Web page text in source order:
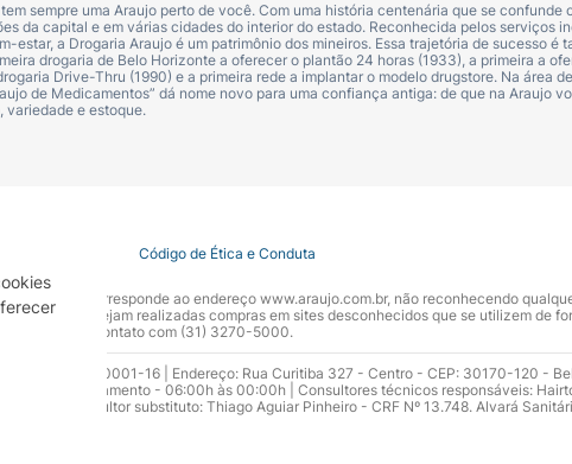
sempre uma Araujo perto de você. Com uma história centenária que se confunde
da capital e em várias cidades do interior do estado. Reconhecida pelos serviços
estar, a Drogaria Araujo é um patrimônio dos mineiros. Essa trajetória de sucesso é
drogaria de Belo Horizonte a oferecer o plantão 24 horas (1933), a primeira a
Drive-Thru (1990) e a primeira rede a implantar o modelo drugstore. Na área
de Medicamentos” dá nome novo para uma confiança antiga: de que na Araujo
variedade e estoque.
Código de Ética e Conduta
site oficial corresponde ao endereço www.araujo.com.br, não reconhecendo
que não sejam realizadas compras em sites desconhecidos que se utilizem de
entrar em contato com (31) 3270-5000.
17.256.512.0001-16 | Endereço: Rua Curitiba 327 - Centro - CEP: 30170-120 -
de funcionamento - 06:00h às 00:00h | Consultores técnicos responsáveis:
52.584 - Consultor substituto: Thiago Aguiar Pinheiro - CRF Nº 13.748. Alvará
1